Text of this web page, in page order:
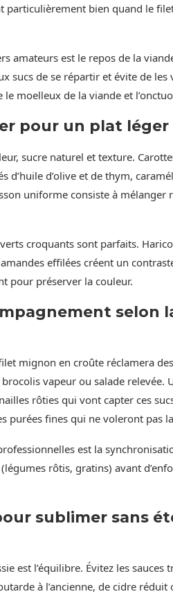
particulièrement bien quand le
amateurs est le repos de la
sucs de se répartir et évite de les
moelleux de la viande et
pour un plat
sucre naturel et texture.
d’huile d’olive et de thym,
uniforme consiste à mélanger
croquants sont parfaits.
effilées créent un
pour préserver la couleur.
selon
mignon en croûte réclamera
vapeur ou salade relevée.
rôties qui vont capter ces
purées fines qui ne voleront pas
est la
rôtis, gratins) avant
sublimer sans
est l’équilibre. Évitez les
à l’ancienne, de cidre